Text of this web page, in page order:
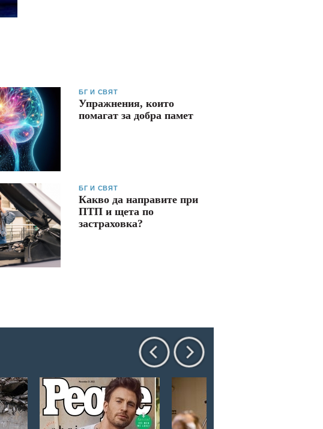
БГ И СВЯТ
Упражнения, които
помагат за добра памет
БГ И СВЯТ
Какво да направите при
ПТП и щета по
застраховка?